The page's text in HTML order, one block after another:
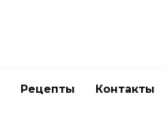
Рецепты Контакты